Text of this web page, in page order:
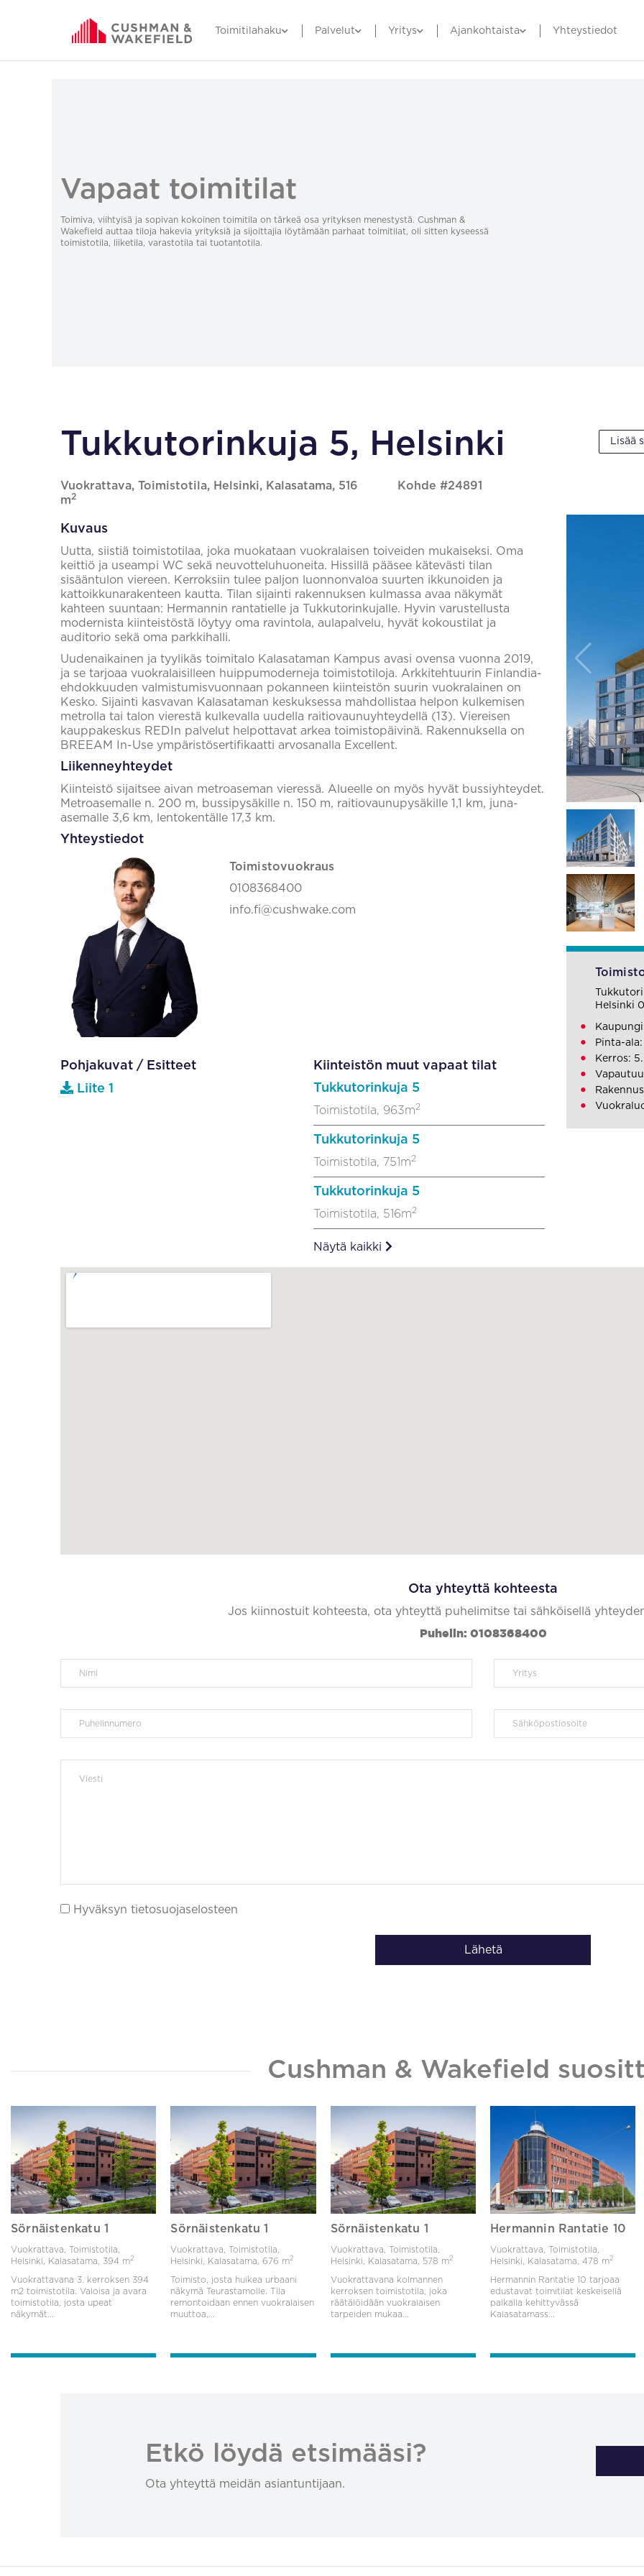
Toimitilahaku Palvelut Yritys Ajankohtaista Yhteystiedot
Vapaat toimitilat
Toimiva, viihtyisä ja sopivan kokoinen toimitila on tärkeä osa yrityksen menestystä. Cushman &
Wakefield auttaa tiloja hakevia yrityksiä ja sijoittajia löytämään parhaat toimitilat, oli sitten kyseessä
toimistotila, liiketila, varastotila tai tuotantotila.
Tukkutorinkuja 5, Helsinki
Vuokrattava, Toimistotila, Helsinki, Kalasatama, 516
m2
Kohde #24891
Lisää
Kuvaus
Uutta, siistiä toimistotilaa, joka muokataan vuokralaisen toiveiden mukaiseksi. Oma
keittiö ja useampi WC sekä neuvotteluhuoneita. Hissillä pääsee kätevästi tilan
sisääntulon viereen. Kerroksiin tulee paljon luonnonvaloa suurten ikkunoiden ja
kattoikkunarakenteen kautta. Tilan sijainti rakennuksen kulmassa avaa näkymät
kahteen suuntaan: Hermannin rantatielle ja Tukkutorinkujalle. Hyvin varustellusta
modernista kiinteistöstä löytyy oma ravintola, aulapalvelu, hyvät kokoustilat ja
auditorio sekä oma parkkihalli.
Uudenaikainen ja tyylikäs toimitalo Kalasataman Kampus avasi ovensa vuonna 2019,
ja se tarjoaa vuokralaisilleen huippumoderneja toimistotiloja. Arkkitehtuurin Finlandia-
ehdokkuuden valmistumisvuonnaan pokanneen kiinteistön suurin vuokralainen on
Kesko. Sijainti kasvavan Kalasataman keskuksessa mahdollistaa helpon kulkemisen
metrolla tai talon vierestä kulkevalla uudella raitiovaunuyhteydellä (13). Viereisen
kauppakeskus REDIn palvelut helpottavat arkea toimistopäivinä. Rakennuksella on
BREEAM In-Use ympäristösertifikaatti arvosanalla Excellent.
Liikenneyhteydet
Kiinteistö sijaitsee aivan metroaseman vieressä. Alueelle on myös hyvät bussiyhteydet.
Metroasemalle n. 200 m, bussipysäkille n. 150 m, raitiovaunupysäkille 1,1 km, juna-
asemalle 3,6 km, lentokentälle 17,3 km.
Yhteystiedot
Toimistovuokraus
0108368400
info.fi@cushwake.com
Pohjakuvat / Esitteet
Liite 1
Kiinteistön muut vapaat tilat
Tukkutorinkuja 5
Toimistotila, 963m2
Tukkutorinkuja 5
Toimistotila, 751m2
Tukkutorinkuja 5
Toimistotila, 516m2
Näytä kaikki
Helsinki
Pinta-ala:
Kerros:
Ota yhteyttä kohteesta
Jos kiinnostuit kohteesta, ota yhteyttä puhelimitse tai sähköisellä
Puhelin: 0108368400
Hyväksyn tietosuojaselosteen
Lähetä
Cushman & Wakefield
Sörnäistenkatu 1
Vuokrattava, Toimistotila,
Helsinki, Kalasatama, 394 m2
Vuokrattavana 3. kerroksen 394
m2 toimistotila. Valoisa ja avara
toimistotila, josta upeat
näkymät...
Sörnäistenkatu 1
Vuokrattava, Toimistotila,
Helsinki, Kalasatama,676 m2
Toimisto, josta huikea urbaani
näkymä Teurastamolle. Tila
remontoidaan ennen vuokralaisen
muuttoa,...
Sörnäistenkatu 1
Vuokrattava, Toimistotila,
Helsinki, Kalasatama,
578 m2
Vuokrattavana kolmannen
kerroksen toimistotila, joka
räätälöidään vuokralaisen
tarpeiden mukaa...
Hermannin Rantatie 10
Vuokrattava, Toimistotila,
Helsinki, Kalasatama, 478 m2
Hermannin Rantatie 10 tarjoaa
edustavat toimitilat keskeisellä
paikalla kehittyvässä
Kalasatamass...
Etkö löydä etsimääsi?
Ota yhteyttä meidän asiantuntijaan.